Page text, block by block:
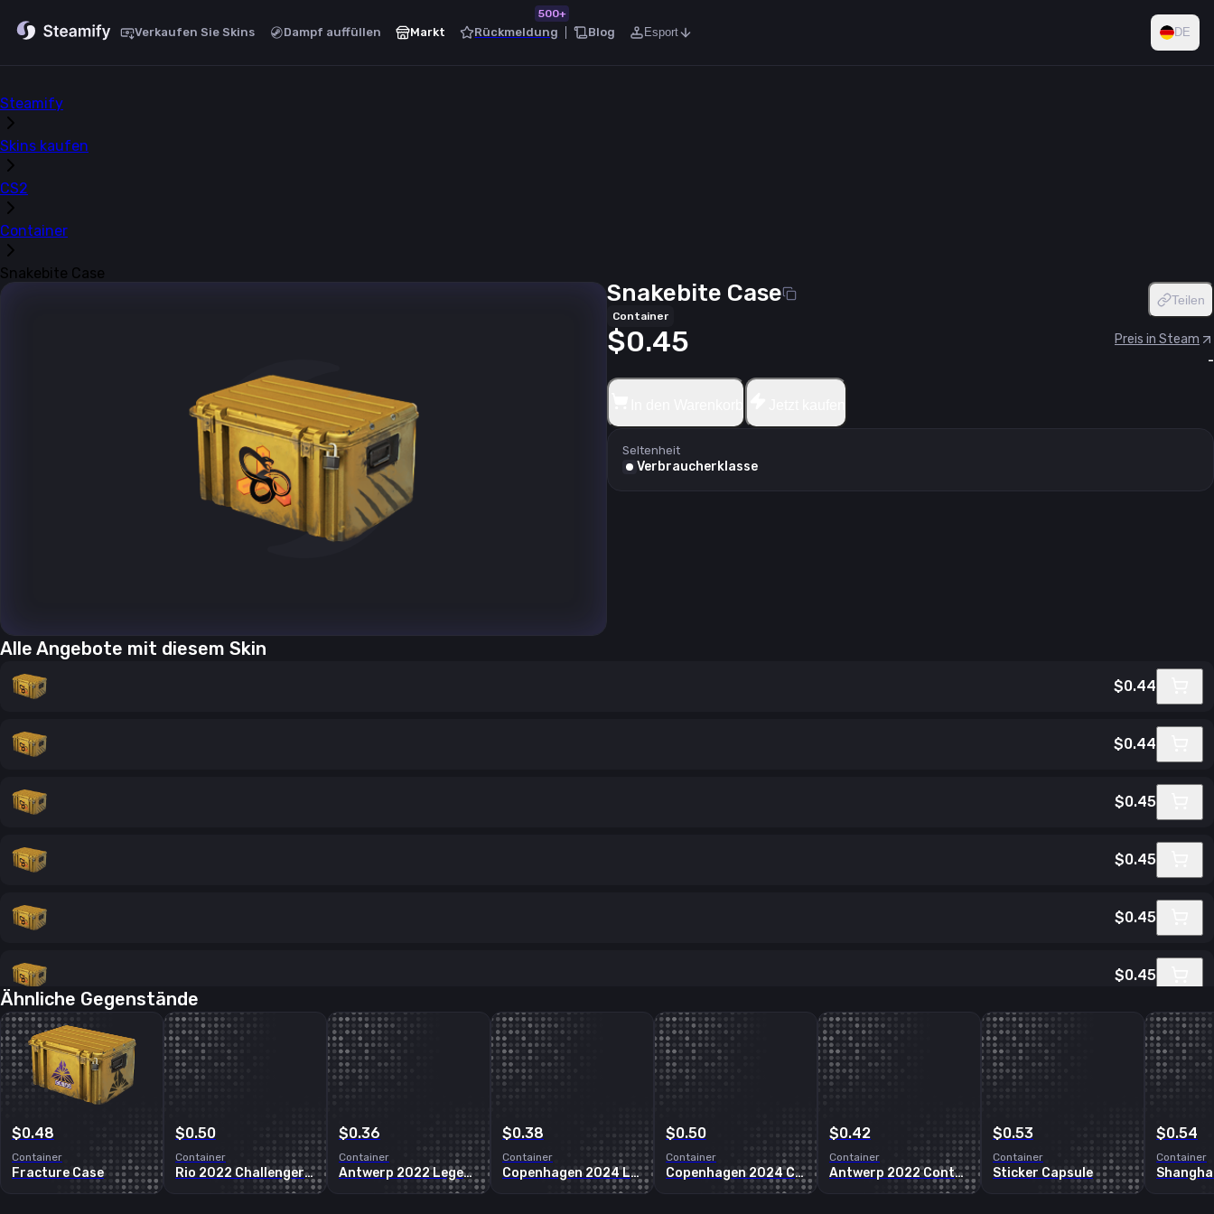
Verkaufen Sie Skins Dampf auffüllen Markt Rückmeldung
500+
Blog Esport DE
Steamify
Skins kaufen
CS2
Container
Snakebite Case
Snakebite Case
Container
Teilen
$0.45
Preis in Steam
-
Seltenheit
Verbraucherklasse
Alle Angebote mit diesem Skin
$0.44
$0.44
$0.45
$0.45
$0.45
$0.45
$0.45
Ähnliche Gegenstände
$0.48
Container
Fracture Case
$0.50
Container
Rio 2022 Challengers Autograph Capsule
$0.36
Container
Antwerp 2022 Legends Sticker Capsule
$0.38
Container
Copenhagen 2024 Legends Sticker Capsule
$0.50
Container
Copenhagen 2024 Challengers Sticker Capsule
$0.42
Container
Antwerp 2022 Contenders Sticker Capsule
$0.53
Container
Sticker Capsule
$0.54
Container